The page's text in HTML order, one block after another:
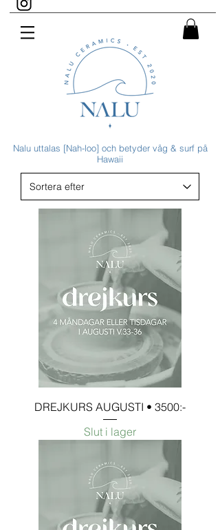
Nalu uttalas [Nah-loo] och betyder våg & surf på
Hawaii
DREJKURS AUGUSTI • 3500:-
Slut i lager